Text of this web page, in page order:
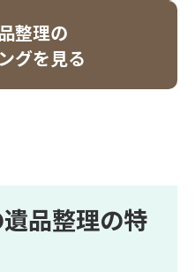
整理の
グを見る
品整理の特